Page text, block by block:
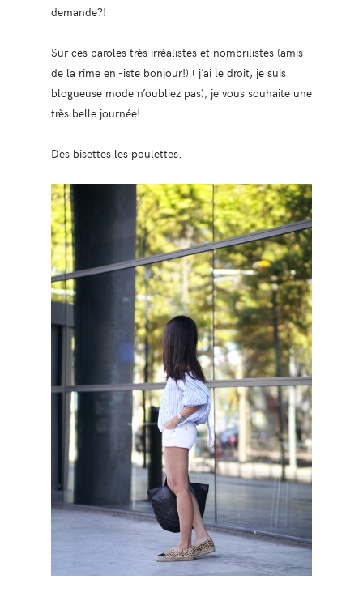
demande?!
Sur ces paroles très irréalistes et nombrilistes (amis
de la rime en -iste bonjour!) ( j’ai le droit, je suis
blogueuse mode n’oubliez pas), je vous souhaite une
très belle journée!
Des bisettes les poulettes.